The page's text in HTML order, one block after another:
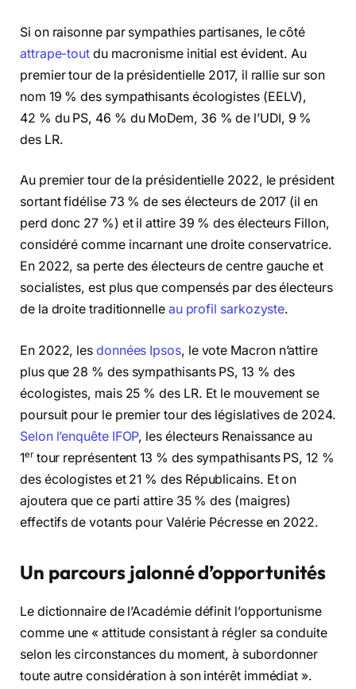
Si on raisonne par sympathies partisanes, le côté
attrape-tout du macronisme initial est évident. Au
premier tour de la présidentielle 2017, il rallie sur son
nom 19 % des sympathisants écologistes (EELV),
42 % du PS, 46 % du MoDem, 36 % de l’UDI, 9 %
des LR.
Au premier tour de la présidentielle 2022, le président
sortant fidélise 73 % de ses électeurs de 2017 (il en
perd donc 27 %) et il attire 39 % des électeurs Fillon,
considéré comme incarnant une droite conservatrice.
En 2022, sa perte des électeurs de centre gauche et
socialistes, est plus que compensés par des électeurs
de la droite traditionnelle au profil sarkozyste.
En 2022, les données Ipsos, le vote Macron n’attire
plus que 28 % des sympathisants PS, 13 % des
écologistes, mais 25 % des LR. Et le mouvement se
poursuit pour le premier tour des législatives de 2024.
Selon l’enquête IFOP, les électeurs Renaissance au
1ertour représentent 13 % des sympathisants PS, 12 %
des écologistes et 21 % des Républicains. Et on
ajoutera que ce parti attire 35 % des (maigres)
effectifs de votants pour Valérie Pécresse en 2022.
Un parcours jalonné d’opportunités
Le dictionnaire de l’Académie définit l’opportunisme
comme une « attitude consistant à régler sa conduite
selon les circonstances du moment, à subordonner
toute autre considération à son intérêt immédiat ».